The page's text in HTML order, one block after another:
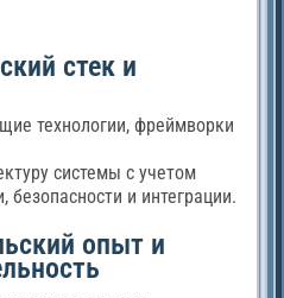
стек и
технологии, фреймворки
системы с учетом
безопасности и интеграции.
опыт и